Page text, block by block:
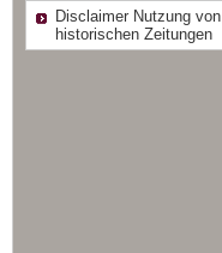
Disclaimer Nutzung von
historischen Zeitungen